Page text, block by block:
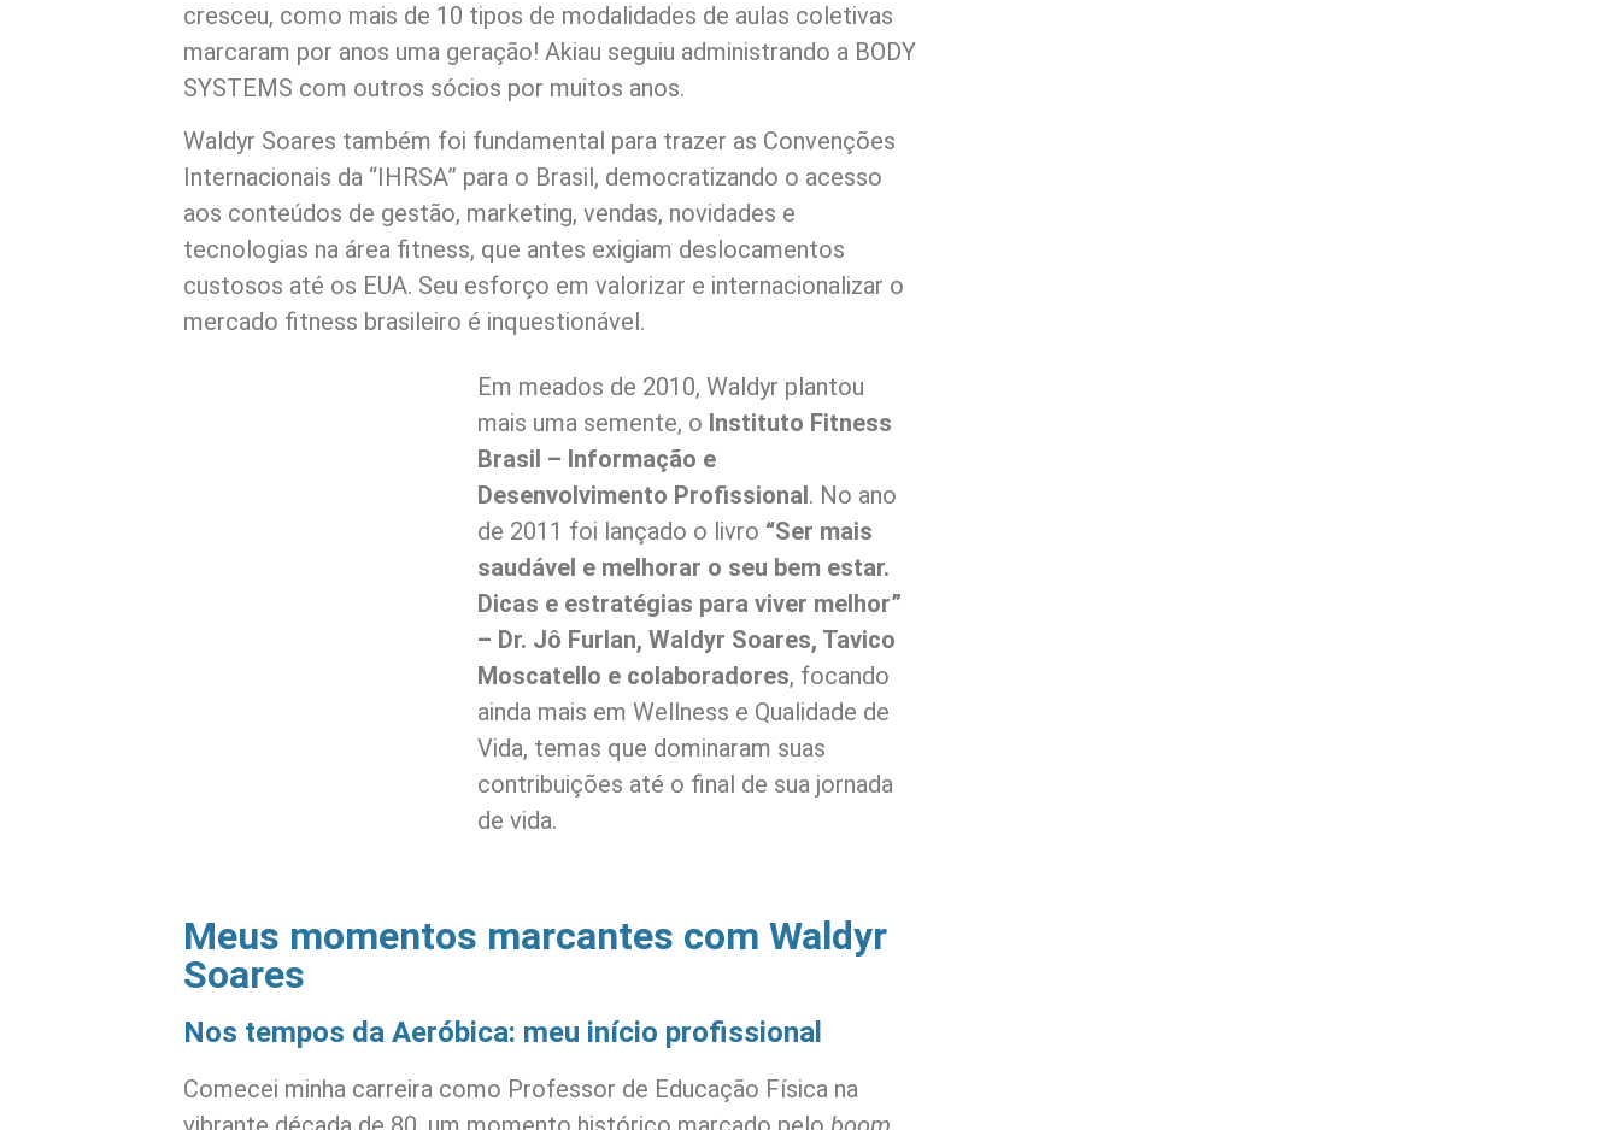
cresceu, como mais de 10 tipos de modalidades de aulas coletivas
marcaram por anos uma geração! Akiau seguiu administrando a BODY
SYSTEMS com outros sócios por muitos anos.
Waldyr Soares também foi fundamental para trazer as Convenções
Internacionais da “IHRSA” para o Brasil, democratizando o acesso
aos conteúdos de gestão, marketing, vendas, novidades e
tecnologias na área fitness, que antes exigiam deslocamentos
custosos até os EUA. Seu esforço em valorizar e internacionalizar o
mercado fitness brasileiro é inquestionável.
Em meados de 2010, Waldyr plantou
mais uma semente, o Instituto Fitness
Brasil – Informação e
Desenvolvimento Profissional. No ano
de 2011 foi lançado o livro “Ser mais
saudável e melhorar o seu bem estar.
Dicas e estratégias para viver melhor”
– Dr. Jô Furlan, Waldyr Soares, Tavico
Moscatello e colaboradores, focando
ainda mais em Wellness e Qualidade de
Vida, temas que dominaram suas
contribuições até o final de sua jornada
de vida.
Meus momentos marcantes com Waldyr
Soares
Nos tempos da Aeróbica: meu início profissional
Comecei minha carreira como Professor de Educação Física na